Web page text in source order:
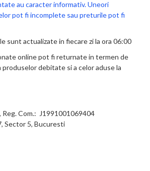
au caracter informativ. Uneori
pot fi incomplete sau preturile pot fi
sunt actualizate in fiecare zi la ora 06:00
online pot fi returnate in termen de
produselor debitate si a celor aduse la
Reg. Com.: J1991001069404
Sector 5, Bucuresti